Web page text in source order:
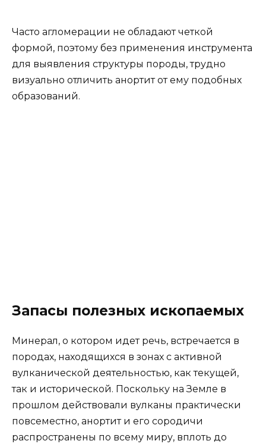
Часто агломерации не обладают четкой
формой, поэтому без применения инструмента
для выявления структуры породы, трудно
визуально отличить анортит от ему подобных
образований.
Запасы полезных ископаемых
Минерал, о котором идет речь, встречается в
породах, находящихся в зонах с активной
вулканической деятельностью, как текущей,
так и исторической. Поскольку на Земле в
прошлом действовали вулканы практически
повсеместно, анортит и его сородичи
распространены по всему миру, вплоть до